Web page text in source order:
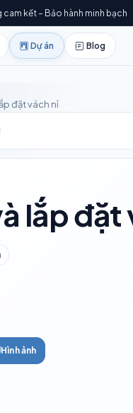
kết – Bảo hành minh bạch
Dự án Blog
đặt vách nỉ
lắp đặt
Hình ảnh